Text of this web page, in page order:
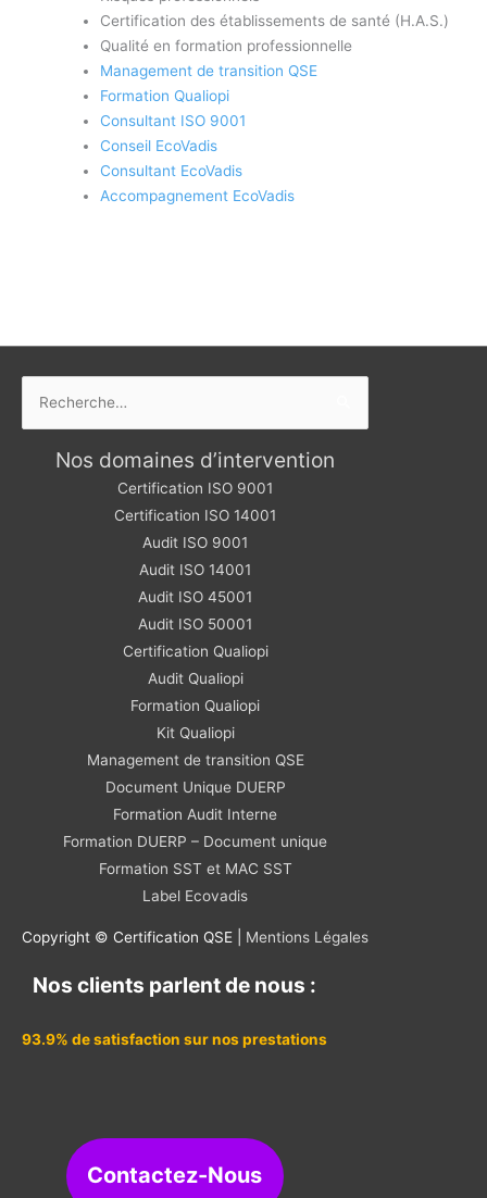
Certification des établissements de santé (H.A.S.)
Qualité en formation professionnelle
Management de transition QSE
Formation Qualiopi
Consultant ISO 9001
Conseil EcoVadis
Consultant EcoVadis
Accompagnement EcoVadis
Nos domaines d’intervention
Certification ISO 9001
Certification ISO 14001
Audit ISO 9001
Audit ISO 14001
Audit ISO 45001
Audit ISO 50001
Certification Qualiopi
Audit Qualiopi
Formation Qualiopi
Kit Qualiopi
Management de transition QSE
Document Unique DUERP
Formation Audit Interne
Formation DUERP – Document unique
Formation SST et MAC SST
Label Ecovadis
Copyright © Certification QSE | Mentions Légales
Nos clients parlent de nous :
93.9% de satisfaction sur nos prestations
Contactez-Nous